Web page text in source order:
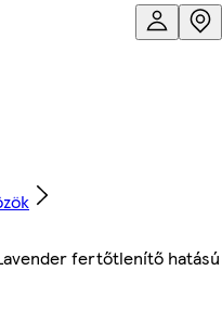
fertőtlenítő